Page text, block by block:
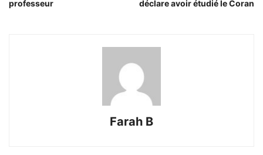
professeur déclare avoir étudié le Coran
Farah B